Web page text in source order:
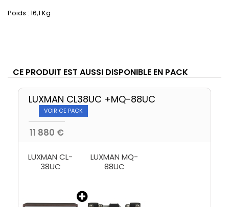
Poids : 16,1 Kg
CE PRODUIT EST AUSSI DISPONIBLE EN PACK
LUXMAN CL38UC +MQ-88UC
VOIR CE PACK
11 880 €
LUXMAN CL-
38UC
LUXMAN MQ-
88UC